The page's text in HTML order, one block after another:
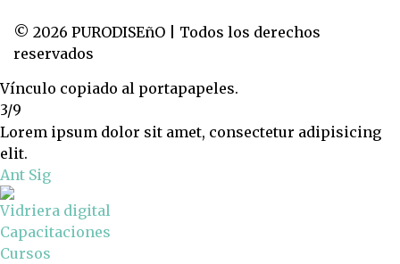
© 2026 PURODISEñO | Todos los derechos
reservados
Vínculo copiado al portapapeles.
3/9
Lorem ipsum dolor sit amet, consectetur adipisicing
elit.
Ant Sig
Vidriera digital
Capacitaciones
Cursos